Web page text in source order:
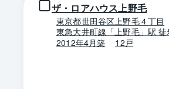
ザ・ロアハウス上野毛
東京都世田谷区上野毛４丁目
東急大井町線「上野毛」駅
2012年4月築
12戸